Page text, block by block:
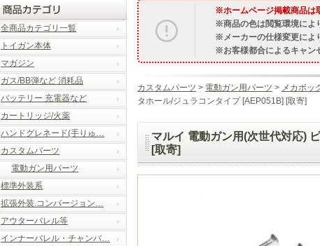
全商品カテゴリ一覧
トイガン本体
マガジン
ガス/BB弾など 消耗品
バッテリー 充電器など
カートリッジ/火薬
ハンドグレネード(手りゅ…
カスタムパーツ
電動ガン用パーツ
標準外装系
拡張外装.コンバージョン…
アウターバレル等
インナーバレル・チャンバ…
ホームページ掲載商品は
商品の色は閲覧環境によ
メーカーの仕様変更によ
お客様都合によるキャン
カスタムパーツ > 電動ガン用パーツ > メカボッ
タホール/ジュラコンタイプ [AEP051B] [取寄]
マルイ 電動ガン用(次世代対応)
[取寄]